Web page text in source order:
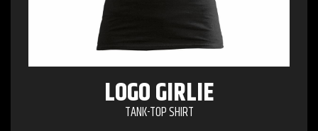
LOGO GIRLIE
TANK-TOP SHIRT